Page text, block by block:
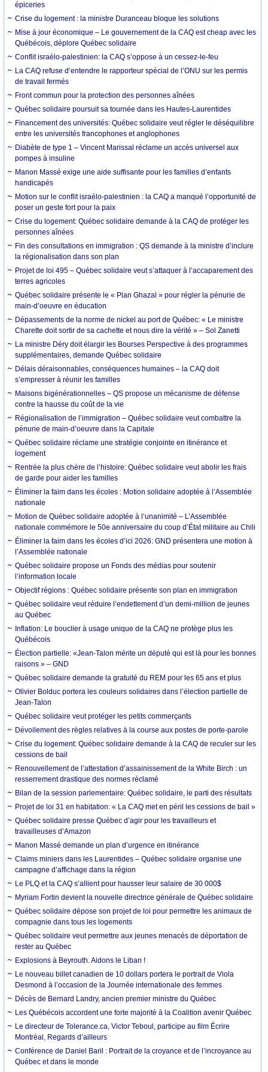
épiceries
Crise du logement : la ministre Duranceau bloque les solutions
Mise à jour économique – Le gouvernement de la CAQ est cheap avec les
Québécois, déplore Québec solidaire
Conflit israélo-palestinien: la CAQ s’oppose à un cessez-le-feu
La CAQ refuse d’entendre le rapporteur spécial de l’ONU sur les permis
de travail fermés
Front commun pour la protection des personnes aînées
Québec solidaire poursuit sa tournée dans les Hautes-Laurentides
Financement des universités: Québec solidaire veut régler le déséquilibre
entre les universités francophones et anglophones
Diabète de type 1 – Vincent Marissal réclame un accès universel aux
pompes à insuline
Manon Massé exige une aide suffisante pour les familles d’enfants
handicapés
Motion sur le conflit israélo-palestinien : la CAQ a manqué l’opportunité de
poser un geste fort pour la paix
Crise du logement: Québec solidaire demande à la CAQ de protéger les
personnes aînées
Fin des consultations en immigration : QS demande à la ministre d’inclure
la régionalisation dans son plan
Projet de loi 495 – Québec solidaire veut s’attaquer à l’accaparement des
terres agricoles
Québec solidaire présente le « Plan Ghazal » pour régler la pénurie de
main-d’oeuvre en éducation
Dépassements de la norme de nickel au port de Québec: « Le ministre
Charette doit sortir de sa cachette et nous dire la vérité » – Sol Zanetti
La ministre Déry doit élargir les Bourses Perspective à des programmes
supplémentaires, demande Québec solidaire
Délais déraisonnables, conséquences humaines – la CAQ doit
s’empresser à réunir les familles
Maisons bigénérationnelles – QS propose un mécanisme de défense
contre la hausse du coût de la vie
Régionalisation de l’immigration – Québec solidaire veut combattre la
pénurie de main-d’oeuvre dans la Capitale
Québec solidaire réclame une stratégie conjointe en itinérance et
logement
Rentrée la plus chère de l’histoire: Québec solidaire veut abolir les frais
de garde pour aider les familles
Éliminer la faim dans les écoles : Motion solidaire adoptée à l’Assemblée
nationale
Motion de Québec solidaire adoptée à l’unanimité – L’Assemblée
nationale commémore le 50e anniversaire du coup d’État militaire au Chili
Éliminer la faim dans les écoles d’ici 2026: GND présentera une motion à
l’Assemblée nationale
Québec solidaire propose un Fonds des médias pour soutenir
l’information locale
Objectif régions : Québec solidaire présente son plan en immigration
Québec solidaire veut réduire l’endettement d’un demi-million de jeunes
au Québec
Inflation: ­Le bouclier à usage unique de la CAQ ne protège plus les
Québécois
Élection partielle: «Jean-Talon mérite un député qui est là pour les bonnes
raisons » – GND
Québec solidaire demande la gratuité du REM pour les 65 ans et plus
Olivier Bolduc portera les couleurs solidaires dans l’élection partielle de
Jean-Talon
Québec solidaire veut protéger les petits commerçants
Dévoilement des règles relatives à la course aux postes de porte-parole
Crise du logement: Québec solidaire demande à la CAQ de reculer sur les
cessions de bail
Renouvellement de l’attestation d’assainissement de la White Birch : un
resserrement drastique des normes réclamé
Bilan de la session parlementaire: Québec solidaire, le parti des résultats
Projet de loi 31 en habitation: « La CAQ met en péril les cessions de bail »
Québec solidaire presse Québec d’agir pour les travailleurs et
travailleuses d’Amazon
Manon Massé demande un plan d’urgence en itinérance
Claims miniers dans les Laurentides – Québec solidaire organise une
campagne d’affichage dans la région
Le PLQ et la CAQ s’allient pour hausser leur salaire de 30 000$
Myriam Fortin devient la nouvelle directrice générale de Québec solidaire
Québec solidaire dépose son projet de loi pour permettre les animaux de
compagnie dans tous les logements
Québec solidaire veut permettre aux jeunes menacés de déportation de
rester au Québec
Explosions à Beyrouth. Aidons le Liban !
Le nouveau billet canadien de 10 dollars portera le portrait de Viola
Desmond à l’occasion de la Journée internationale des femmes
Décès de Bernard Landry, ancien premier ministre du Québec
Les Québécois accordent une forte majorité à la Coalition avenir Québec
Le directeur de Tolerance.ca, Victor Teboul, participe au film Écrire
Montréal, Regards d’ailleurs
Conférence de Daniel Baril : Portrait de la croyance et de l’incroyance au
Québec et dans le monde